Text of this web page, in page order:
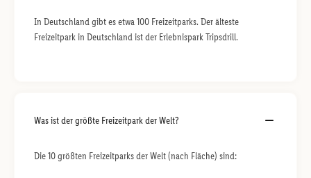
In Deutschland gibt es etwa 100 Freizeitparks. Der älteste
Freizeitpark in Deutschland ist der Erlebnispark Tripsdrill.
Was ist der größte Freizeitpark der Welt?
Die 10 größten Freizeitparks der Welt (nach Fläche) sind: